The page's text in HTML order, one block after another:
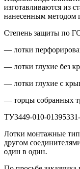
изготавливаются из
нанесенным методом
Степень защиты по
— лотки
— лотки глухие без
— лотки глухие с
— торцы собранных
ТУ3449-010-
Лотки монтажные
другом
один в один.